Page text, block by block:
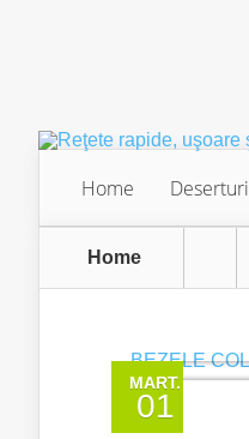
Home Deserturi
Home
MART.
01